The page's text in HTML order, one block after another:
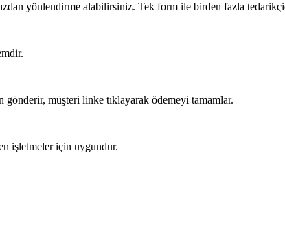
yönlendirme alabilirsiniz. Tek form ile birden fazla
müşteri linke tıklayarak ödemeyi tamamlar.
işletmeler için uygundur.